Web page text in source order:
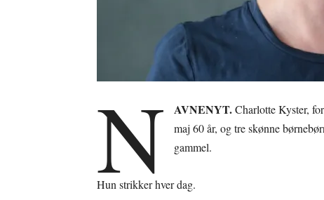
N AVNENYT.Charlotte Kyster,
maj 60 år, og tre skønne
gammel.
Hun strikker hver dag.